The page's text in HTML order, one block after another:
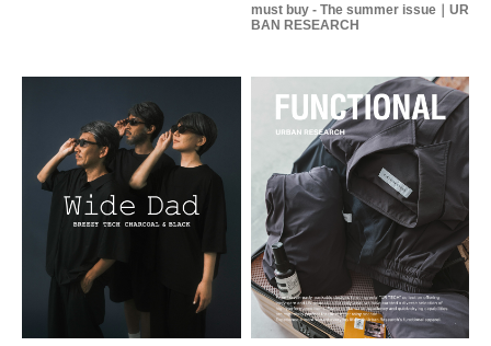
must buy - The summer issue｜UR
BAN RESEARCH